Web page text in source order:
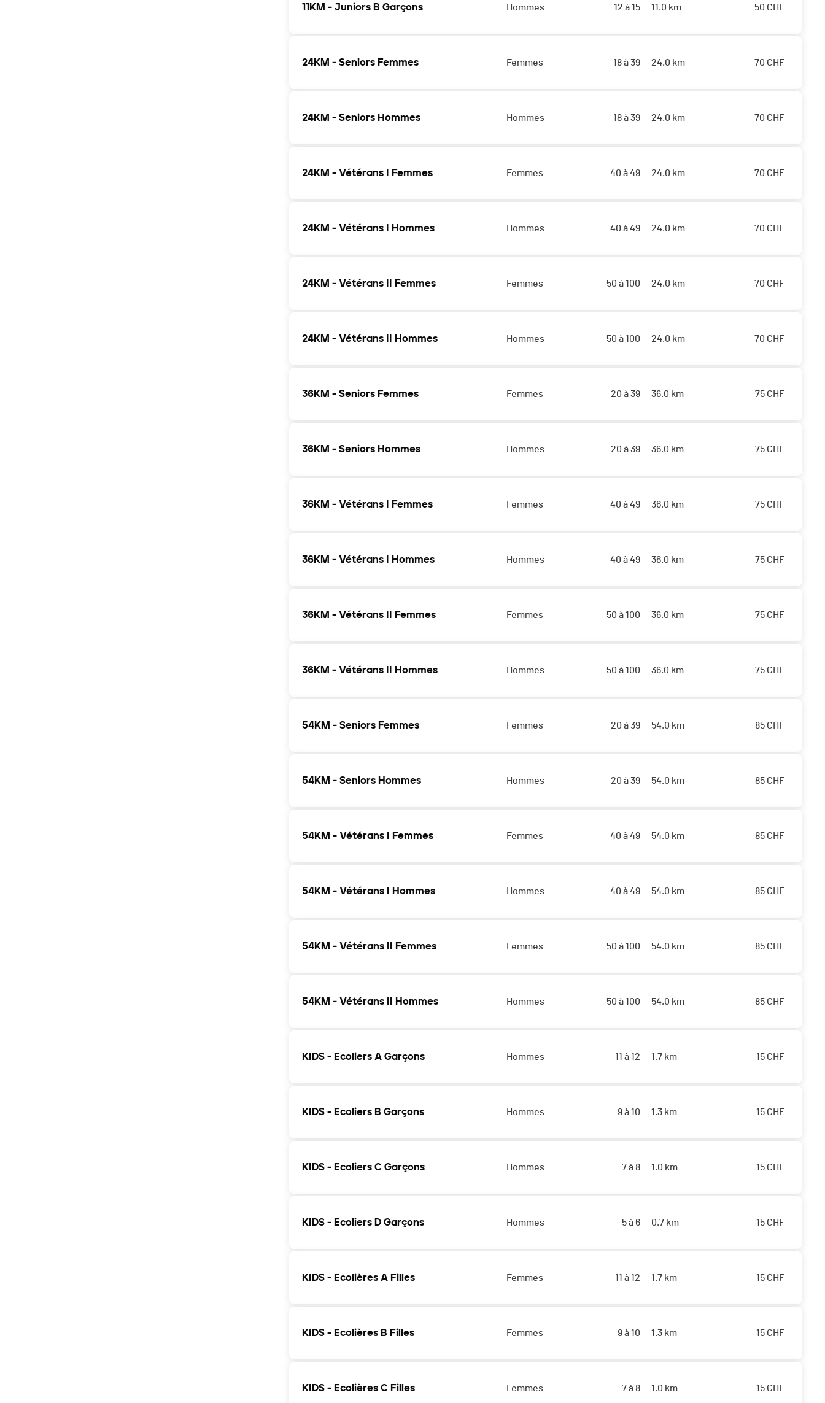
11KM - Juniors B Garçons Hommes 12 à 15 11.0 km 50 CHF
24KM - Seniors Femmes Femmes 18 à 39 24.0 km 70 CHF
24KM - Seniors Hommes Hommes 18 à 39 24.0 km 70 CHF
24KM - Vétérans I Femmes Femmes 40 à 49 24.0 km 70 CHF
24KM - Vétérans I Hommes Hommes 40 à 49 24.0 km 70 CHF
24KM - Vétérans II Femmes Femmes 50 à 100 24.0 km 70 CHF
24KM - Vétérans II Hommes Hommes 50 à 100 24.0 km 70 CHF
36KM - Seniors Femmes Femmes 20 à 39 36.0 km 75 CHF
36KM - Seniors Hommes Hommes 20 à 39 36.0 km 75 CHF
36KM - Vétérans I Femmes Femmes 40 à 49 36.0 km 75 CHF
36KM - Vétérans I Hommes Hommes 40 à 49 36.0 km 75 CHF
36KM - Vétérans II Femmes Femmes 50 à 100 36.0 km 75 CHF
36KM - Vétérans II Hommes Hommes 50 à 100 36.0 km 75 CHF
54KM - Seniors Femmes Femmes 20 à 39 54.0 km 85 CHF
54KM - Seniors Hommes Hommes 20 à 39 54.0 km 85 CHF
54KM - Vétérans I Femmes Femmes 40 à 49 54.0 km 85 CHF
54KM - Vétérans I Hommes Hommes 40 à 49 54.0 km 85 CHF
54KM - Vétérans II Femmes Femmes 50 à 100 54.0 km 85 CHF
54KM - Vétérans II Hommes Hommes 50 à 100 54.0 km 85 CHF
KIDS - Ecoliers A Garçons Hommes 11 à 12 1.7 km 15 CHF
KIDS - Ecoliers B Garçons Hommes 9 à 10 1.3 km 15 CHF
KIDS - Ecoliers C Garçons Hommes 7 à 8 1.0 km 15 CHF
KIDS - Ecoliers D Garçons Hommes 5 à 6 0.7 km 15 CHF
KIDS - Ecolières A Filles Femmes 11 à 12 1.7 km 15 CHF
KIDS - Ecolières B Filles Femmes 9 à 10 1.3 km 15 CHF
KIDS - Ecolières C Filles Femmes 7 à 8 1.0 km 15 CHF